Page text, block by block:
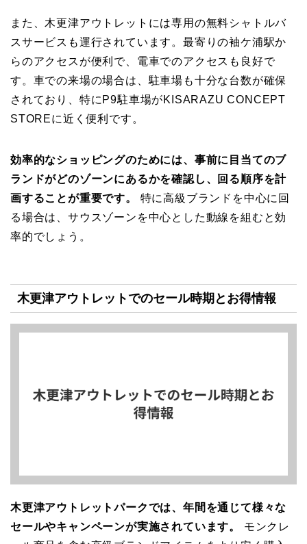
また、木更津アウトレットには専用の無料シャトルバ
スサービスも運行されています。最寄りの袖ケ浦駅か
らのアクセスが便利で、電車でのアクセスも良好で
す。車での来場の場合は、駐車場も十分な台数が確保
されており、特にP9駐車場がKISARAZU CONCEPT
STOREに近く便利です。
効率的なショッピングのためには、事前に目当てのブ
ランドがどのゾーンにあるかを確認し、回る順序を計
画することが重要です。
特に高級ブランドを中心に回
る場合は、サウスゾーンを中心とした動線を組むと効
率的でしょう。
木更津アウトレットでのセール時期とお得情報
木更津アウトレットパークでは、年間を通じて様々な
セールやキャンペーンが実施されています。
モンクレ